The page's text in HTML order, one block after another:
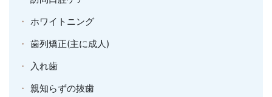
ホワイトニング
歯列矯正(主に成人)
入れ歯
親知らずの抜歯